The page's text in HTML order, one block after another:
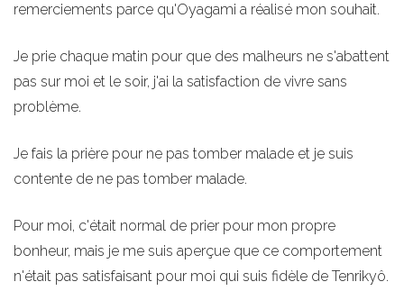
remerciements parce qu'Oyagami a réalisé mon souhait.
Je prie chaque matin pour que des malheurs ne s'abattent
pas sur moi et le soir, j'ai la satisfaction de vivre sans
problème.
Je fais la prière pour ne pas tomber malade et je suis
contente de ne pas tomber malade.
Pour moi, c'était normal de prier pour mon propre
bonheur, mais je me suis aperçue que ce comportement
n'était pas satisfaisant pour moi qui suis fidèle de Tenrikyô.